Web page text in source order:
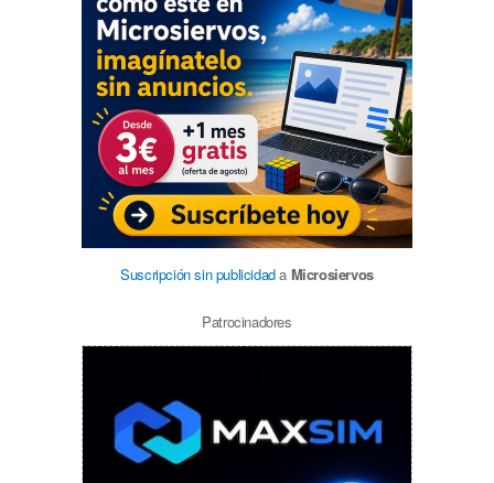
Suscripción sin publicidada Microsiervos
Patrocinadores